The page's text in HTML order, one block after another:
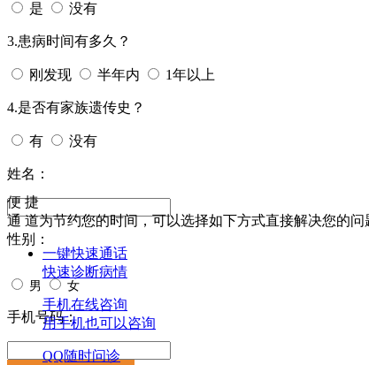
是 没有
3.患病时间有多久？
刚发现 半年内 1年以上
4.是否有家族遗传史？
有 没有
姓名：
性别：
男 女
手机号码：
便 捷
通 道为节约您的时间，可以选择如下方式直接解决您的问
一键快速通话
快速诊断病情
手机在线咨询
用手机也可以咨询
QQ随时问诊